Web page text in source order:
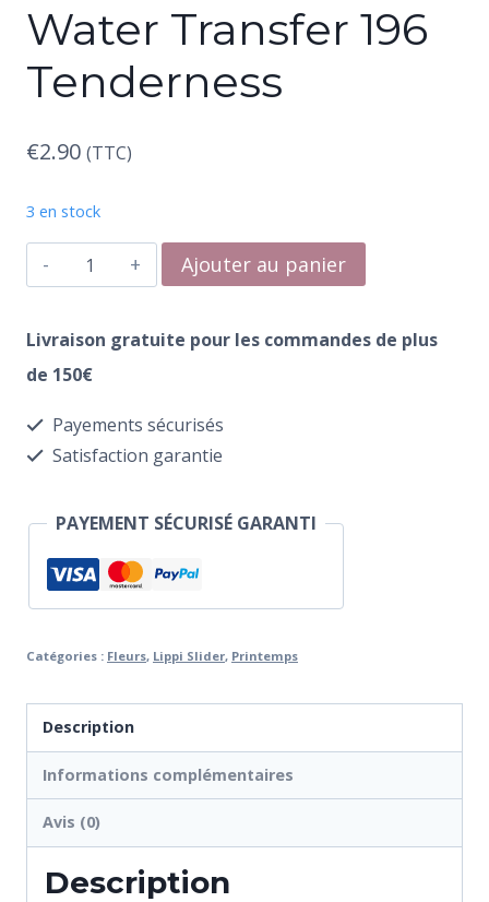
Water Transfer 196
Tenderness
€2.90 (TTC)
3 en stock
quantité
de
Water
Transfer
Tenderness
Ajouter au panier
Livraison gratuite pour les commandes de plus
de 150€
Payements sécurisés
Satisfaction garantie
PAYEMENT SÉCURISÉ GARANTI
Catégories : Fleurs, Lippi Slider, Printemps
Description
Informations complémentaires
Avis (0)
Description